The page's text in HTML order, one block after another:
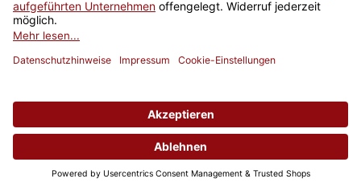
Newsletter